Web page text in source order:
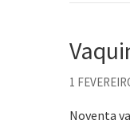
1
Noventa